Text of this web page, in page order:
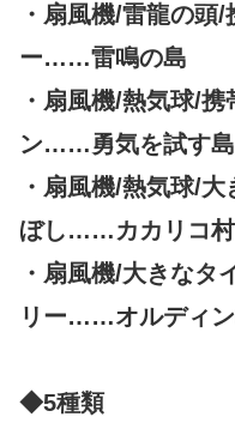
・扇風機/雷龍の頭
ー……雷鳴の島
・扇風機/熱気球/
ン……勇気を試す島
・扇風機/熱気球/
ぼし……カカリコ
・扇風機/大きなタ
リー……オルディ
◆5種類